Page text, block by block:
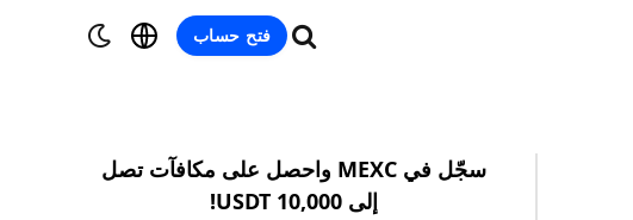
فتح حساب
سجّل في MEXC واحصل على مكافآت تصل
إلى 10,000 USDT!